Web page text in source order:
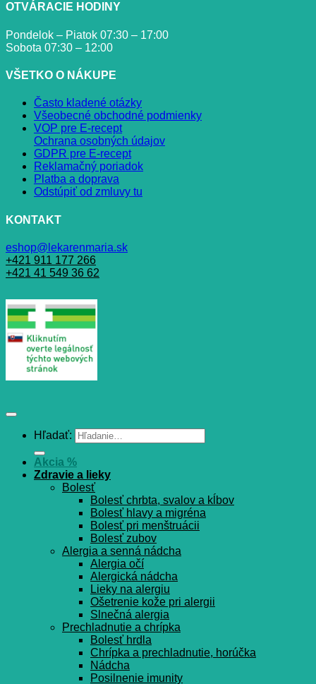
OTVÁRACIE HODINY
Pondelok – Piatok 07:30 – 17:00
Sobota 07:30 – 12:00
VŠETKO O NÁKUPE
Často kladené otázky
Všeobecné obchodné podmienky
VOP pre E-recept
Ochrana osobných údajov
GDPR pre E-recept
Reklamačný poriadok
Platba a doprava
Odstúpiť od zmluvy tu
KONTAKT
eshop@lekarenmaria.sk
+421 911 177 266
+421 41 549 36 62
Hľadať:
Akcia %
Zdravie a lieky
Bolesť
Bolesť chrbta, svalov a kĺbov
Bolesť hlavy a migréna
Bolesť pri menštruácii
Bolesť zubov
Alergia a senná nádcha
Alergia očí
Alergická nádcha
Lieky na alergiu
Ošetrenie kože pri alergii
Slnečná alergia
Prechladnutie a chrípka
Bolesť hrdla
Chrípka a prechladnutie, horúčka
Nádcha
Posilnenie imunity